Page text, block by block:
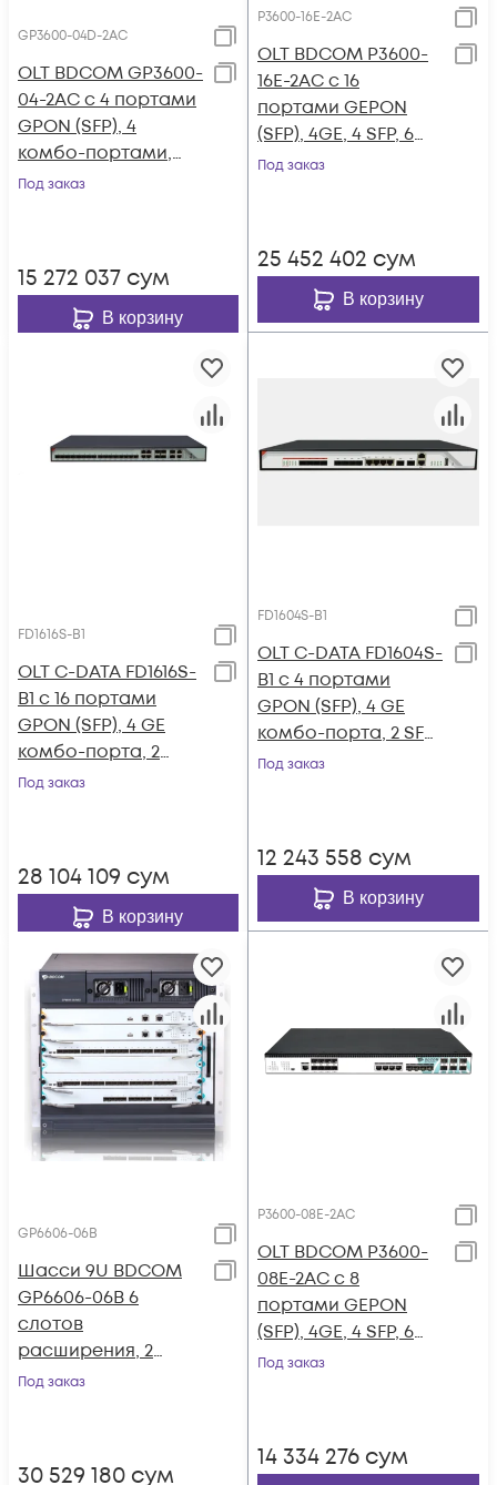
GP3600-04D-2AC
OLT BDCOM GP3600-
04-2AC с 4 портами
GPON (SFP), 4
комбо-портами,
4хSFP, 4 SFP+, 2 БП
Под заказ
15 272 037 сум
В корзину
P3600-16E-2AC
OLT BDCOM P3600-
16E-2AC с 16
портами GEPON
(SFP), 4GE, 4 SFP, 6
SFP+, 2*AC
Под заказ
25 452 402 сум
В корзину
FD1616S-B1
OLT C-DATA FD1616S-
B1 с 16 портами
GPON (SFP), 4 GE
комбо-порта, 2
SFP+ порта, 2 БП АC
Под заказ
28 104 109 сум
В корзину
FD1604S-B1
OLT C-DATA FD1604S-
B1 с 4 портами
GPON (SFP), 4 GE
комбо-порта, 2 SFP+
порта, 2 БП АC
Под заказ
12 243 558 сум
В корзину
GP6606-06B
Шасси 9U BDCOM
GP6606-06B 6
cлотов
расширения, 2
слота под блоки
Под заказ
30 529 180 сум
P3600-08E-2AC
OLT BDCOM P3600-
08E-2AC с 8
портами GEPON
(SFP), 4GE, 4 SFP, 6
SFP+, 2*AC
Под заказ
14 334 276 сум